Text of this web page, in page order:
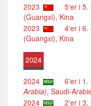
2023
5'er i 5.
(Guangxi), Kina
2023
4'er i 6.
(Guangxi), Kina
2024
2024 6'er i 1.
Arabia), Saudi-
2024
2'er i 3.